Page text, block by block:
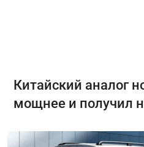
Китайский аналог
мощнее и получил